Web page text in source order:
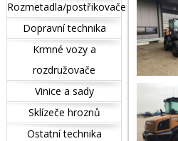
Rozmetadla/postřikovače
Dopravní technika
Krmné vozy a
rozdružovače
Vinice a sady
Sklízeče hroznů
Ostatní technika